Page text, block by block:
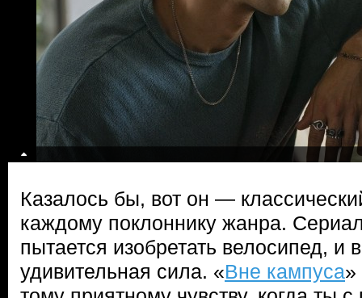
Казалось бы, вот он —
каждому поклоннику жанра.
пытается изобретать велосипед, и
удивительная сила. «Вне кампуса»